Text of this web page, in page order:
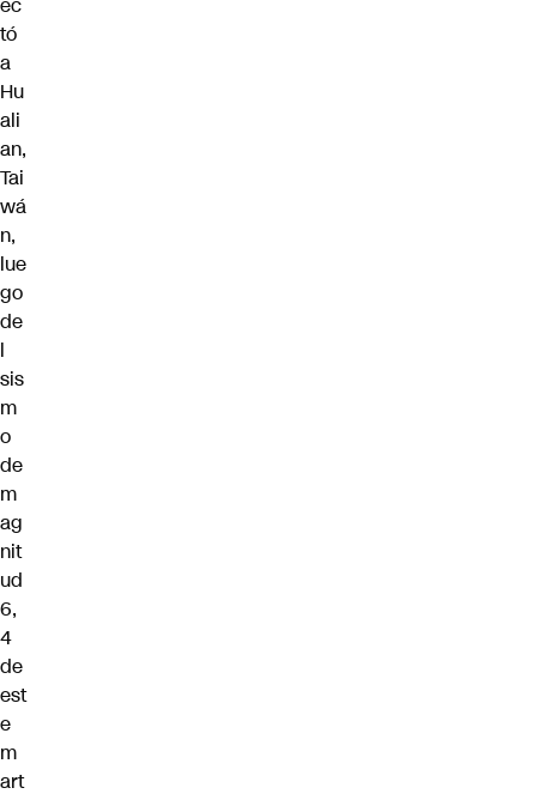
ec
tó
a
Hu
ali
an,
Tai
wá
n,
lue
go
de
l
sis
m
o
de
m
ag
nit
ud
6,
4
de
est
e
m
art